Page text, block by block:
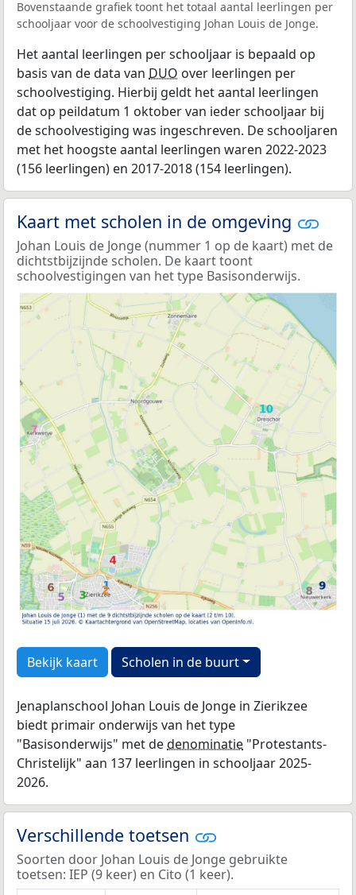
Bovenstaande grafiek toont het totaal aantal leerlingen per
schooljaar voor de schoolvestiging Johan Louis de Jonge.
Het aantal leerlingen per schooljaar is bepaald op
basis van de data van DUO over leerlingen per
schoolvestiging. Hierbij geldt het aantal leerlingen
dat op peildatum 1 oktober van ieder schooljaar bij
de schoolvestiging was ingeschreven. De schooljaren
met het hoogste aantal leerlingen waren 2022-2023
(156 leerlingen) en 2017-2018 (154 leerlingen).
Kaart met scholen in de omgeving
Johan Louis de Jonge (nummer 1 op de kaart) met de
dichtstbijzijnde scholen. De kaart toont
schoolvestigingen van het type Basisonderwijs.
Bekijk kaart Scholen in de buurt
Jenaplanschool Johan Louis de Jonge in Zierikzee
biedt primair onderwijs van het type
"Basisonderwijs" met dedenominatie "Protestants-
Christelijk" aan 137 leerlingen in schooljaar 2025-
2026.
Verschillende toetsen
Soorten door Johan Louis de Jonge gebruikte
toetsen: IEP (9 keer) en Cito (1 keer).